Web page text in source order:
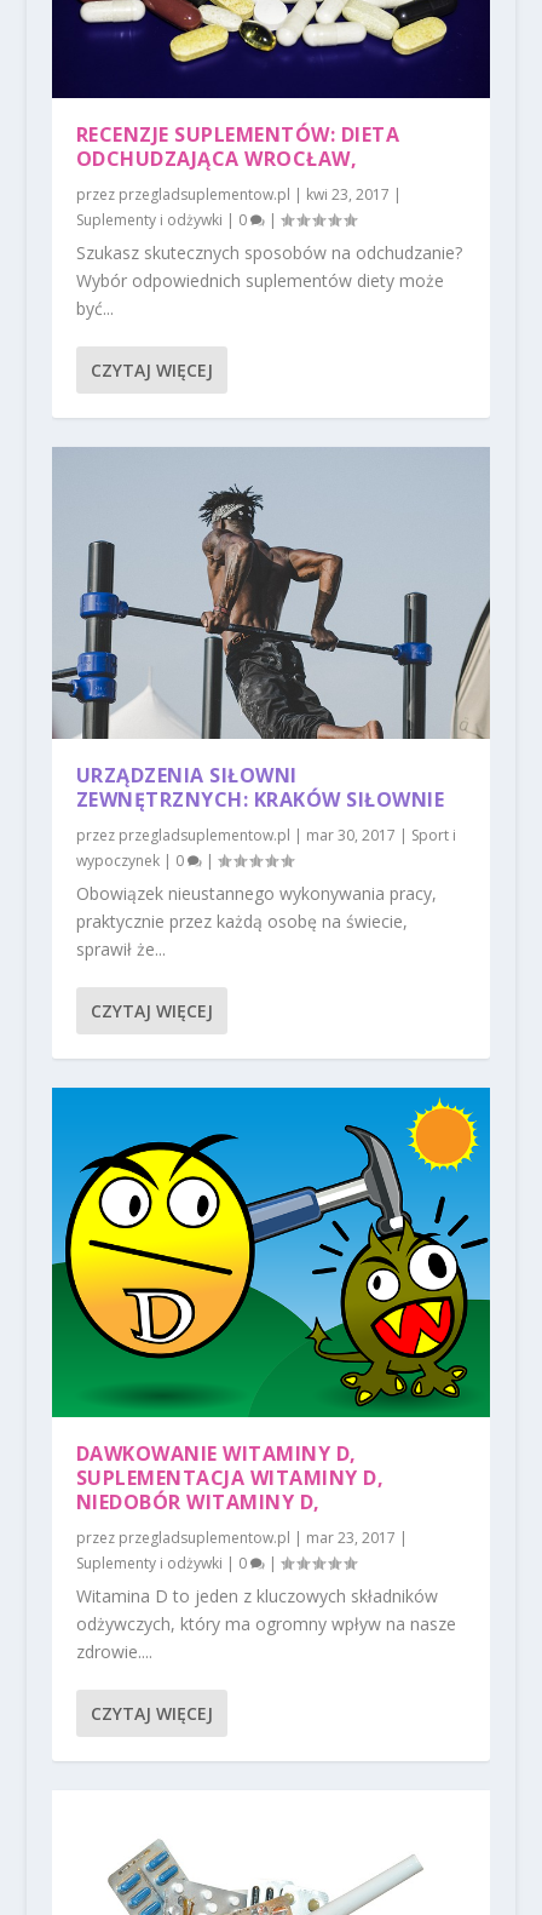
RECENZJE SUPLEMENTÓW: DIETA
ODCHUDZAJĄCA WROCŁAW,
przez przegladsuplementow.pl | kwi 23, 2017 |
Suplementy i odżywki | 0 |
Szukasz skutecznych sposobów na odchudzanie?
Wybór odpowiednich suplementów diety może
być...
CZYTAJ WIĘCEJ
URZĄDZENIA SIŁOWNI
ZEWNĘTRZNYCH: KRAKÓW SIŁOWNIE
przez przegladsuplementow.pl | mar 30, 2017 | Sport i
wypoczynek| 0 |
Obowiązek nieustannego wykonywania pracy,
praktycznie przez każdą osobę na świecie,
sprawił że...
CZYTAJ WIĘCEJ
DAWKOWANIE WITAMINY D,
SUPLEMENTACJA WITAMINY D,
NIEDOBÓR WITAMINY D,
przez przegladsuplementow.pl | mar 23, 2017 |
Suplementy i odżywki | 0 |
Witamina D to jeden z kluczowych składników
odżywczych, który ma ogromny wpływ na nasze
zdrowie....
CZYTAJ WIĘCEJ